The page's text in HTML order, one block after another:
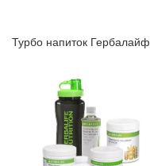
Турбо напиток Гербалайф